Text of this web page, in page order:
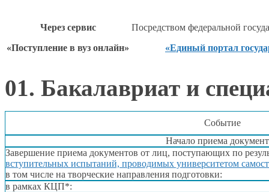
Через сервис
«Поступление в вуз онлайн»
Посредством федеральной
«Единый портал
01. Бакалавриат и
Событие
Начало приема
Завершение приема документов от лиц, поступающих по
вступительных испытаний, проводимых университетом
в том числе на творческие направления подготовки:
в рамках КЦП*: